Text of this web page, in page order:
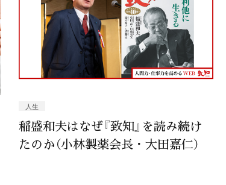
人生
稲盛和夫はなぜ『致知』を読み続け
たのか（小林製薬会長・大田嘉仁）